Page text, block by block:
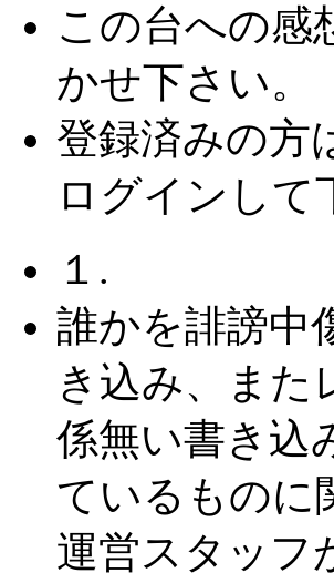
この台への感
かせ下さい。
登録済みの方
ログインして
１.
誰かを誹謗中
き込み、また
係無い書き込
ているものに
運営スタッフ